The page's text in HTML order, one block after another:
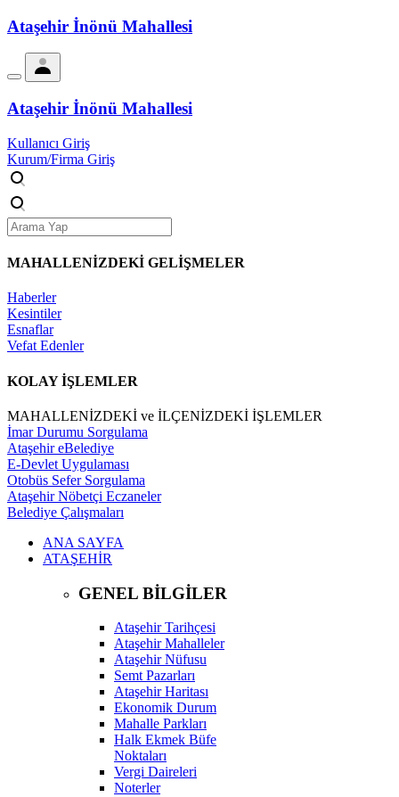
Ataşehir İnönü Mahallesi
Ataşehir İnönü Mahallesi
Kullanıcı Giriş
Kurum/Firma Giriş
MAHALLENİZDEKİ GELİŞMELER
Haberler
Kesintiler
Esnaflar
Vefat Edenler
KOLAY İŞLEMLER
MAHALLENİZDEKİ ve İLÇENİZDEKİ İŞLEMLER
İmar Durumu Sorgulama
Ataşehir eBelediye
E-Devlet Uygulaması
Otobüs Sefer Sorgulama
Ataşehir Nöbetçi Eczaneler
Belediye Çalışmaları
ANA SAYFA
ATAŞEHİR
GENEL BİLGİLER
Ataşehir Tarihçesi
Ataşehir Mahalleler
Ataşehir Nüfusu
Semt Pazarları
Ataşehir Haritası
Ekonomik Durum
Mahalle Parkları
Halk Ekmek Büfe
Noktaları
Vergi Daireleri
Noterler